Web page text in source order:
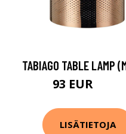
TABIAGO TABLE LAMP
93 EUR
LISÄTIETOJA